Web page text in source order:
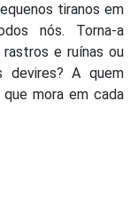
tiranos em
nós. Torna-a
e ruínas ou
devires? A quem
mora em cada